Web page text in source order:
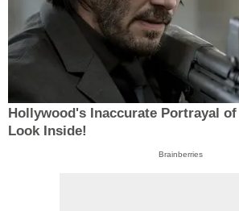
Hollywood's Inaccurate Portrayal of
Look Inside!
Brainberries